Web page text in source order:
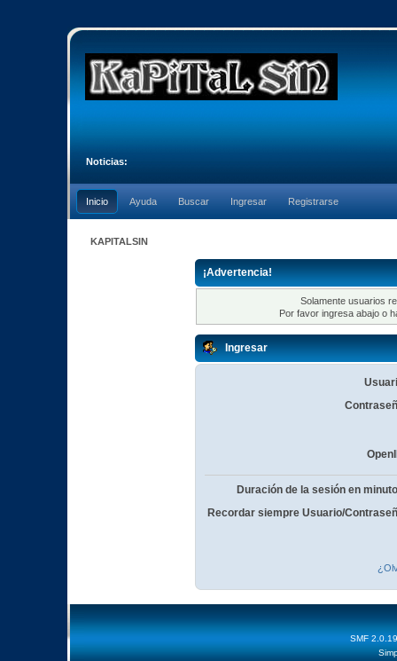
Noticias:
Inicio Ayuda Buscar Ingresar Registrarse
KAPITALSIN
¡Advertencia!
Solamente usuarios
Por favor ingresa abajo o
Ingresar
Duración de la sesión en
Recordar siempre Usuario/
SMF 2.0.19